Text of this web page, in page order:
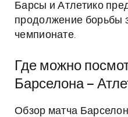
Барсы и Атлетико
продолжение борьбы
чемпионате.
Где можно
Барселона –
Обзор матча